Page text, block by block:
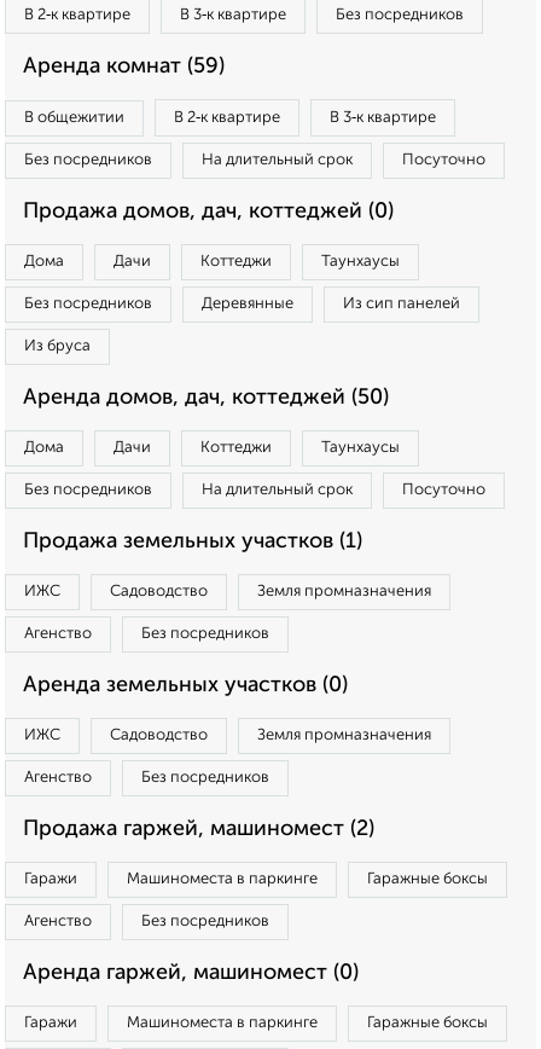
В 2‑к квартире В 3‑к квартире Без посредников
Аренда комнат (59)
В общежитии В 2‑к квартире В 3‑к квартире
Без посредников На длительный срок Посуточно
Продажа домов, дач, коттеджей (0)
Дома Дачи Коттеджи Таунхаусы
Без посредников Деревянные Из сип панелей
Из бруса
Аренда домов, дач, коттеджей (50)
Дома Дачи Коттеджи Таунхаусы
Без посредников На длительный срок Посуточно
Продажа земельных участков (1)
ИЖС Садоводство Земля промназначения
Агенство Без посредников
Аренда земельных участков (0)
ИЖС Садоводство Земля промназначения
Агенство Без посредников
Продажа гаржей, машиномест (2)
Гаражи Машиноместа в паркинге Гаражные боксы
Агенство Без посредников
Аренда гаржей, машиномест (0)
Гаражи Машиноместа в паркинге Гаражные боксы